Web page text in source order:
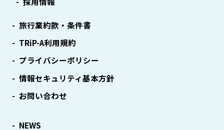
旅行業約款・条件書
TRiP-A利用規約
プライバシーポリシー
情報セキュリティ基本方針
お問い合わせ
NEWS